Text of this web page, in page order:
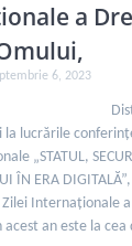
a
6, 2023
Distinși
la lucrările
„STATUL,
ÎN ERA
Internaționale
acest an este la cea